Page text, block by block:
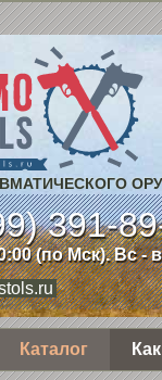
391-
(по Мск). Вс -
Каталог